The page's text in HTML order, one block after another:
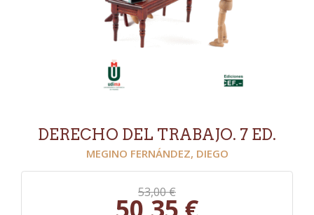
DERECHO DEL TRABAJO. 7 ED.
MEGINO FERNÁNDEZ, DIEGO
53,00 €